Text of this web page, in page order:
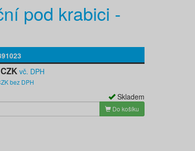
pod krabici -
vč. DPH
bez DPH
Skladem
Do košíku